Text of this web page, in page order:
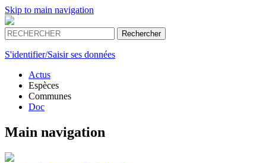
Skip to main navigation
S'identifier/Saisir ses données
Actus
Espèces
Communes
Doc
Main navigation